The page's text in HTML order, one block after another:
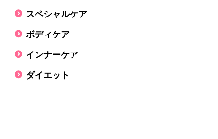
スペシャルケア
ボディケア
インナーケア
ダイエット